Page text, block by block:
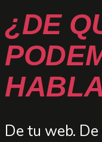
¿DE
De tu web.